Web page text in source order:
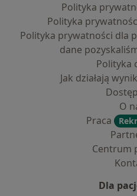
Polityka
Polityka
Polityka prywatności dla
dane
Polityka
Jak działają
O
Praca
Centrum
Dla